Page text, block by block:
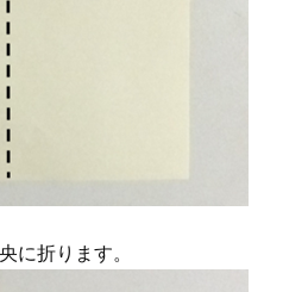
に折ります。